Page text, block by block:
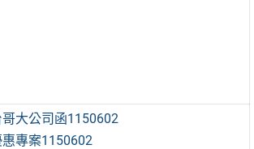
哥大公司函1150602
惠專案1150602